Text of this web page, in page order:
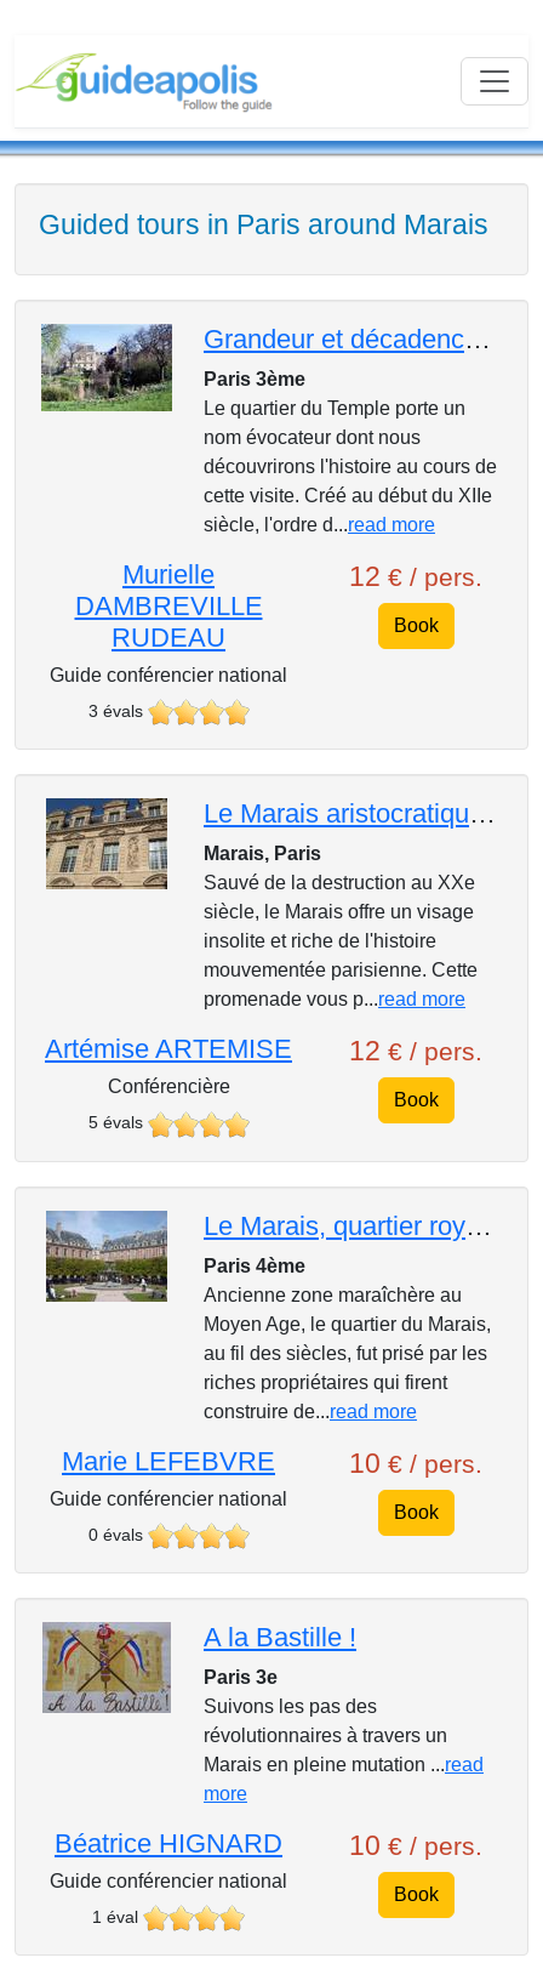
Guided tours in Paris around Marais
Grandeur et décadence des Templiers dans le Marais
Paris 3ème
Le quartier du Temple porte un
nom évocateur dont nous
découvrirons l'histoire au cours de
cette visite. Créé au début du XIIe
siècle, l'ordre d...read more
Murielle
DAMBREVILLE
RUDEAU
Guide conférencier national
3 évals
12 € / pers.
Book
Le Marais aristocratique de la place des Vosges au quartier juif
Marais, Paris
Sauvé de la destruction au XXe
siècle, le Marais offre un visage
insolite et riche de l'histoire
mouvementée parisienne. Cette
promenade vous p...read more
Artémise ARTEMISE
Conférencière
5 évals
12 € / pers.
Book
Le Marais, quartier royal et ses hôtels particuliers
Paris 4ème
Ancienne zone maraîchère au
Moyen Age, le quartier du Marais,
au fil des siècles, fut prisé par les
riches propriétaires qui firent
construire de...read more
Marie LEFEBVRE
Guide conférencier national
0 évals
10 € / pers.
Book
A la Bastille !
Paris 3e
Suivons les pas des
révolutionnaires à travers un
Marais en pleine mutation ...read
more
Béatrice HIGNARD
Guide conférencier national
1 éval
10 € / pers.
Book